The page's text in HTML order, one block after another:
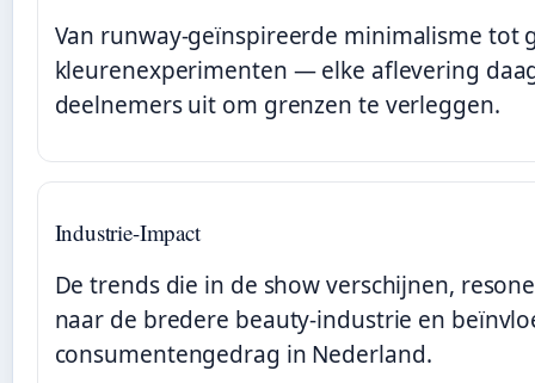
Van runway-geïnspireerde minimalisme tot
kleurenexperimenten — elke aflevering
deelnemers uit om grenzen te verleggen.
Industrie-Impact
De trends die in de show verschijnen,
naar de bredere beauty-industrie en
consumentengedrag in Nederland.